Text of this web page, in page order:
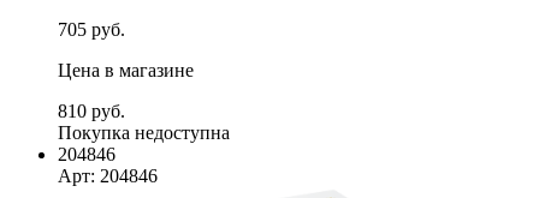
705 руб.
Цена в магазине
810 руб.
Покупка недоступна
204846
Арт: 204846